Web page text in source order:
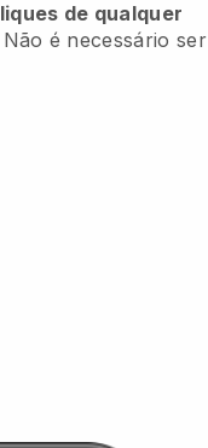
de qualquer
Não é necessário ser